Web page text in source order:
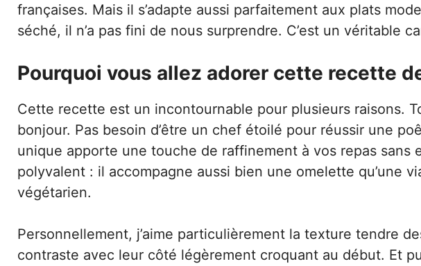
françaises. Mais il s’adapte aussi parfaitement aux plats
séché, il n’a pas fini de nous surprendre. C’est un véritable
Pourquoi vous allez adorer cette recette
Cette recette est un incontournable pour plusieurs raisons.
bonjour. Pas besoin d’être un chef étoilé pour réussir une
unique apporte une touche de raffinement à vos repas sans
polyvalent : il accompagne aussi bien une omelette qu’une
végétarien.
Personnellement, j’aime particulièrement la texture tendre
contraste avec leur côté légèrement croquant au début. Et